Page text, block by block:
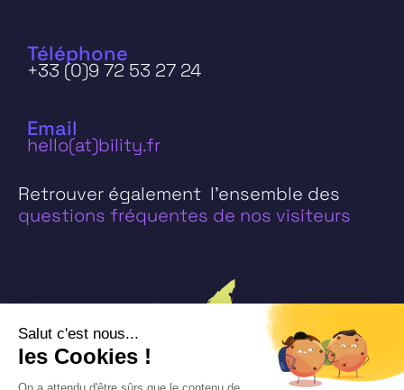
Téléphone
+33 (0)9 72 53 27 24
Email
hello(at)bility.fr
Retrouver également l’ensemble des
questions fréquentes de nos visiteurs